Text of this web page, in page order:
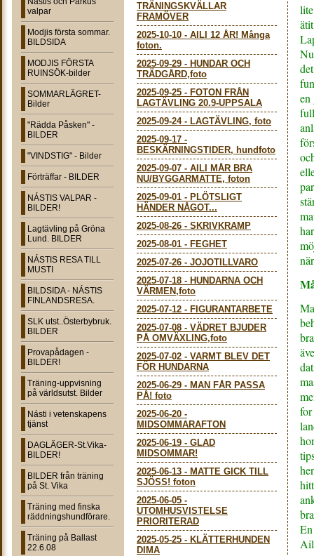
valpar
Modjis första sommar.
BILDSIDA
MODJIS FÖRSTA
RUINSÖK-bilder
SOMMARLÄGRET-
Bilder
"Rädda Påsken" -
BILDER
"VINDSTIG" - Bilder
Förträffar - BILDER
NÁSTIS VALPAR -
BILDER!
Lagtävling på Gröna
Lund. BILDER
NÁSTIS RESA TILL
MUSTI
BILDSIDA - NÁSTIS
FINLANDSRESA.
SLK utst..Österbybruk.
BILDER
Provapådagen -
BILDER!
Träning-uppvisning
på världsutst. Bilder
Násti i vetenskapens
tjänst
DAGLÄGER-St.Vika-
BILDER!
BILDER från träning
på St. Vika
Träning med finska
räddningshundförare.
Träning på Ballast
22.6.08
TRÄNINGSKVÄLLAR
FRAMÖVER
2025-10-10 - AILI 12 ÅR! Många
foton.
2025-09-29 - HUNDAR OCH
TRÄDGÅRD,foto
2025-09-25 - FOTON FRÅN
LAGTÄVLING 20.9-UPPSALA
2025-09-24- LAGTÄVLING, foto
2025-09-17 -
BESKÄRNINGSTIDER, hundfoto
2025-09-07 - AILI MÅR BRA
NU/BYGGARMATTE, foton
2025-09-01 - PLÖTSLIGT
HÄNDER NÅGOT...
2025-08-26 - SKRIVKRAMP
2025-08-01 - FEGHET
2025-07-26 - JOJOTILLVARO
2025-07-18 - HUNDARNA OCH
VÄRMEN,foto
2025-07-12 - FIGURANTARBETE
2025-07-08 - VÄDRET BJUDER
PÅ OMVÄXLING,foto
2025-07-02 - VARMT BLEV DET
FÖR HUNDARNA
2025-06-29 - MAN FÅR PASSA
PÅ! foto
2025-06-20 -
MIDSOMMARAFTON
2025-06-19 - GLAD
MIDSOMMAR!
2025-06-13 - MATTE GICK TILL
SJÖSS! foton
2025-06-05 -
UTOMHUSVISTELSE
PRIORITERAD
2025-05-25 - KLÄTTERHUNDEN
DIMA
en